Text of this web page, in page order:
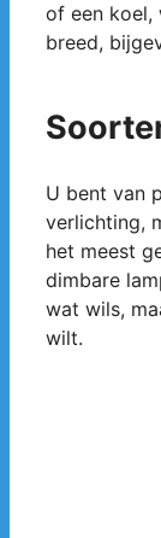
of een koel,
breed,
U bent van
verlichting,
het meest
dimbare
wat wils,
wilt.